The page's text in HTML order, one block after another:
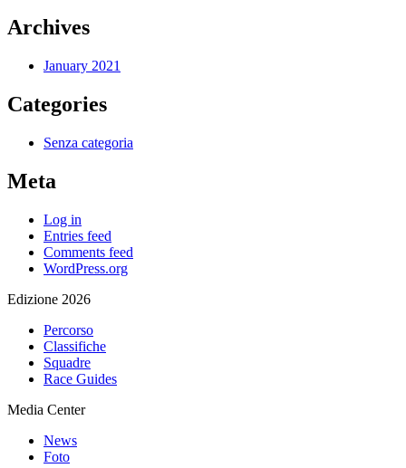
Archives
January 2021
Categories
Senza categoria
Meta
Log in
Entries feed
Comments feed
WordPress.org
Edizione 2026
Percorso
Classifiche
Squadre
Race Guides
Media Center
News
Foto